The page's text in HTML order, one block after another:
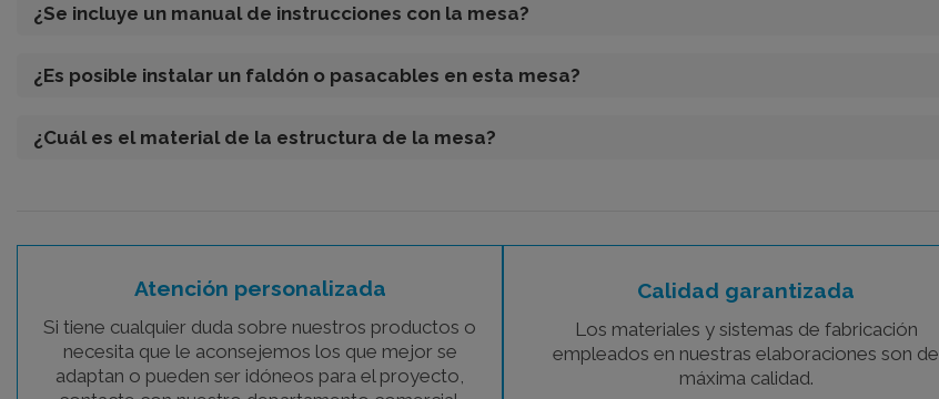
¿Se incluye un manual de instrucciones con la mesa?
¿Es posible instalar un faldón o pasacables en esta mesa?
¿Cuál es el material de la estructura de la mesa?
Atención personalizada
Si tiene cualquier duda sobre nuestros productos o
necesita que le aconsejemos los que mejor se
adaptan o pueden ser idóneos para el proyecto,
Calidad garantizada
Los materiales y sistemas de fabricación
empleados en nuestras elaboraciones son de
máxima calidad.